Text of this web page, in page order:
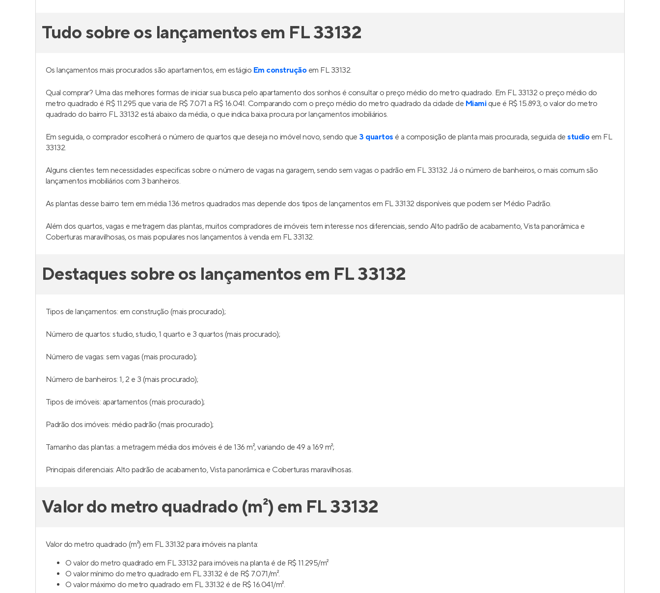
Tudo sobre os lançamentos em FL 33132
Os lançamentos mais procurados são apartamentos, em estágio Em construçãoem FL 33132.
Qual comprar? Uma das melhores formas de iniciar sua busca pelo apartamento dos sonhos é consultar o preço médio do metro quadrado. Em FL 33132 o preço médio do
metro quadrado é R$ 11.295 que varia de R$ 7.071 a R$ 16.041. Comparando com o preço médio do metro quadrado da cidade de Miamique é R$ 15.893, o valor do metro
quadrado do bairro FL 33132 está abaixo da média, o que indica baixa procura por lançamentos imobiliários.
Em seguida, o comprador escolherá o número de quartos que deseja no imóvel novo, sendo que 3 quartos é a composição de planta mais procurada, seguida destudioem FL
33132.
Alguns clientes tem necessidades especificas sobre o número de vagas na garagem, sendo sem vagas o padrão em FL 33132. Já o número de banheiros, o mais comum são
lançamentos imobiliários com 3 banheiros.
As plantas desse bairro tem em média 136 metros quadrados mas depende dos tipos de lançamentos em FL 33132 disponíveis que podem ser Médio Padrão.
Além dos quartos, vagas e metragem das plantas, muitos compradores de imóveis tem interesse nos diferenciais, sendo Alto padrão de acabamento, Vista panorâmica e
Coberturas maravilhosas, os mais populares nos lançamentos à venda em FL 33132.
Destaques sobre os lançamentos em FL 33132
Tipos de lançamentos: em construção (mais procurado);
Número de quartos: studio, studio, 1 quarto e 3 quartos (mais procurado);
Número de vagas: sem vagas (mais procurado);
Número de banheiros: 1, 2 e 3 (mais procurado);
Tipos de imóveis: apartamentos (mais procurado);
Padrão dos imóveis: médio padrão (mais procurado);
Tamanho das plantas: a metragem média dos imóveis é de 136 m², variando de 49 a 169 m²;
Principais diferenciais: Alto padrão de acabamento, Vista panorâmica e Coberturas maravilhosas.
Valor do metro quadrado (m²) em FL 33132
Valor do metro quadrado (m²) em FL 33132 para imóveis na planta:
O valor do metro quadrado em FL 33132 para imóveis na planta é de R$ 11.295/m²
O valor mínimo do metro quadrado em FL 33132 é de R$ 7.071/m².
O valor máximo do metro quadrado em FL 33132 é de R$ 16.041/m².